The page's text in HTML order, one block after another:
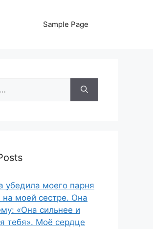
Sample Page
убедила моего парня
на моей сестре. Она
«Она сильнее и
тебя». Моё сердце